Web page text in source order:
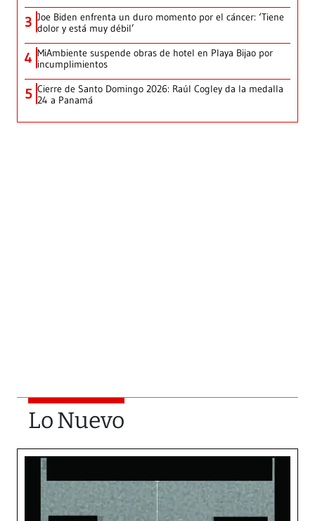
3 Joe Biden enfrenta un duro momento por el cáncer: ‘Tiene
dolor y está muy débil’
4 MiAmbiente suspende obras de hotel en Playa Bijao por
incumplimientos
5 Cierre de Santo Domingo 2026: Raúl Cogley da la medalla
24 a Panamá
Lo Nuevo